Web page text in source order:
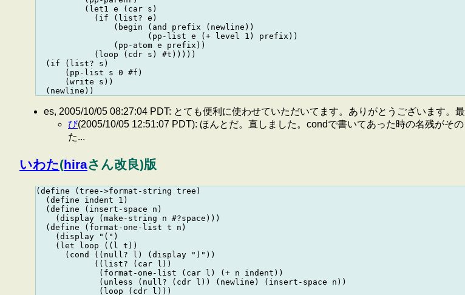
          (let1 e (car s)
            (if (list? e)
                (begin (and prefix (newline))
                       (pp-list e (+ level 1) prefix))
                (pp-atom e prefix))
            (loop (cdr s) #t)))))
  (if (list? s)
      (pp-list s 0 #f)
      (write s))
es, 2005/10/05 08:27:04 PDT: とても便利に使わせていただいてます。ありがとうございます。
び(2005/10/05 12:51:07 PDT): ほんとだ。直しました。condで書いてあった時の名残がそ
た...
いわた(hiraさん改良)版
(define (tree->format-string tree)
  (define indent 1)
  (define (insert-space n)
    (display (make-string n #?space)))
  (define (format-one-list t n)
    (display "(")
    (let loop ((l t))
      (cond ((null? l) (display ")"))
            ((list? (car l))
             (format-one-list (car l) (+ n indent))
             (unless (null? (cdr l)) (newline) (insert-space n))
             (loop (cdr l)))